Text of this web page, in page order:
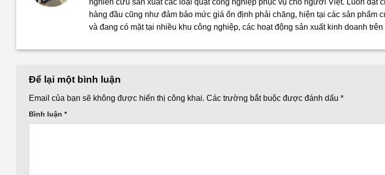
hàng đầu cũng như đảm bảo mức giá ổn định phải chăng, hiện tại các sản phẩm
và đang có mặt tại nhiều khu công nghiệp, các hoạt động sản xuất kinh doanh
Để lại một bình luận
Email của bạn sẽ không được hiển thị công khai. Các trường bắt buộc được đánh dấu *
Bình luận *